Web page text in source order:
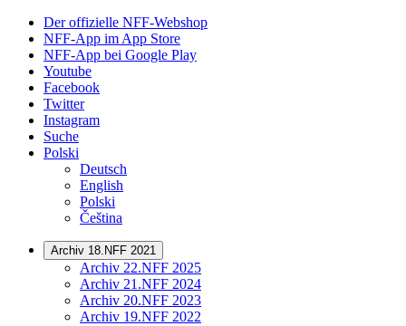
Der offizielle NFF-Webshop
NFF-App im App Store
NFF-App bei Google Play
Youtube
Facebook
Twitter
Instagram
Suche
Polski
Deutsch
English
Polski
Čeština
Archiv 18.NFF 2021
Archiv 22.NFF 2025
Archiv 21.NFF 2024
Archiv 20.NFF 2023
Archiv 19.NFF 2022